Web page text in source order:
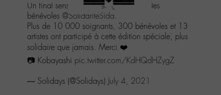
menu
Aller
au
contenu
Aller
Un final sensuel avec@M_Chedid
et les
bénévoles @SolidariteSida.
Plus de 10 000 soignants, 300 bénévoles et 13
artistes ont participé à cette édition spéciale, plus
solidaire que jamais. Merci ❤️
📷 Kobayashi pic.twitter.com/KdHQdHZygZ
— Solidays (@Solidays) July 4, 2021